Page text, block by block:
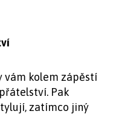
vám kolem zápěstí
Pak
zatímco jiný